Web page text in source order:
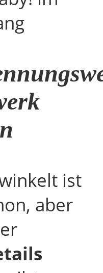
ist
aber